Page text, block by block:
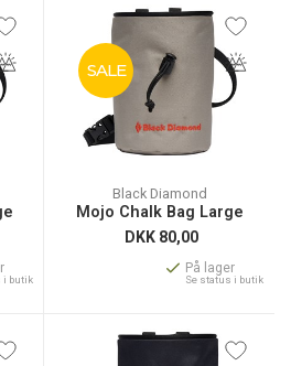
i butik
SALE
Black Diamond
Mojo Chalk Bag Large
DKK 80,00
På lager
Se status i butik